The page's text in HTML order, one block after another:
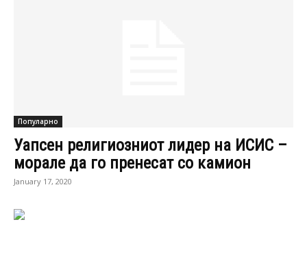
Популарно
Уапсен религиозниот лидер на ИСИС –
морале да го пренесат со камион
January 17, 2020